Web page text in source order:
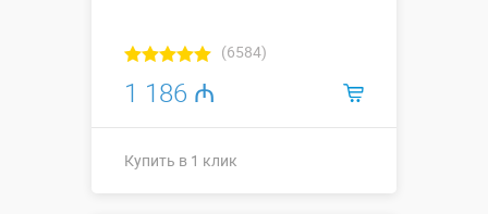
(6584)
1 186 ₼
Купить в 1 клик